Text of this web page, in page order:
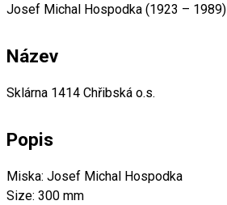
Josef Michal Hospodka (1923 – 1989)
Název
Sklárna 1414 Chřibská o.s.
Popis
Miska: Josef Michal Hospodka
Size: 300 mm